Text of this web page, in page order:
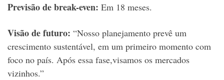
Previsão de break-even: Em 18 meses.
Visão de futuro: “Nosso planejamento prevê um
crescimento sustentável, em um primeiro momento com
foco no país. Após essa fase,visamos os mercados
vizinhos.”